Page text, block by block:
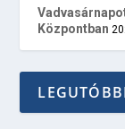
Központban